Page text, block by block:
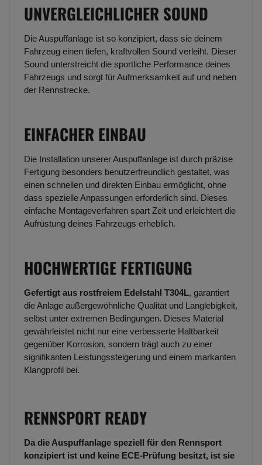
UNVERGLEICHLICHER SOUND
Die Auspuffanlage ist so konzipiert, dass sie deinem
Fahrzeug einen tiefen, kraftvollen Sound verleiht. Dieser
Sound unterstreicht die sportliche Performance deines
Fahrzeugs und sorgt für Aufmerksamkeit auf und neben
der Rennstrecke.
EINFACHER EINBAU
Die Installation unserer Auspuffanlage ist durch präzise
Fertigung besonders benutzerfreundlich gestaltet, was
einen schnellen und direkten Einbau ermöglicht, ohne
dass spezielle Anpassungen erforderlich sind. Dieses
einfache Montageverfahren spart Zeit und erleichtert die
Aufrüstung deines Fahrzeugs erheblich.
HOCHWERTIGE FERTIGUNG
Gefertigt aus rostfreiem Edelstahl T304L, garantiert
die Anlage außergewöhnliche Qualität und Langlebigkeit,
selbst unter extremen Bedingungen. Dieses Material
gewährleistet nicht nur eine verbesserte Haltbarkeit
gegenüber Korrosion, sondern trägt auch zu einer
signifikanten Leistungssteigerung und einem markanten
Klangprofil bei.
RENNSPORT READY
Da die Auspuffanlage speziell für den Rennsport
konzipiert ist und keine ECE-Prüfung besitzt, ist sie